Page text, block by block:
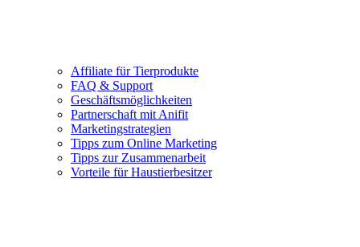
Affiliate für Tierprodukte
FAQ & Support
Geschäftsmöglichkeiten
Partnerschaft mit Anifit
Marketingstrategien
Tipps zum Online Marketing
Tipps zur Zusammenarbeit
Vorteile für Haustierbesitzer